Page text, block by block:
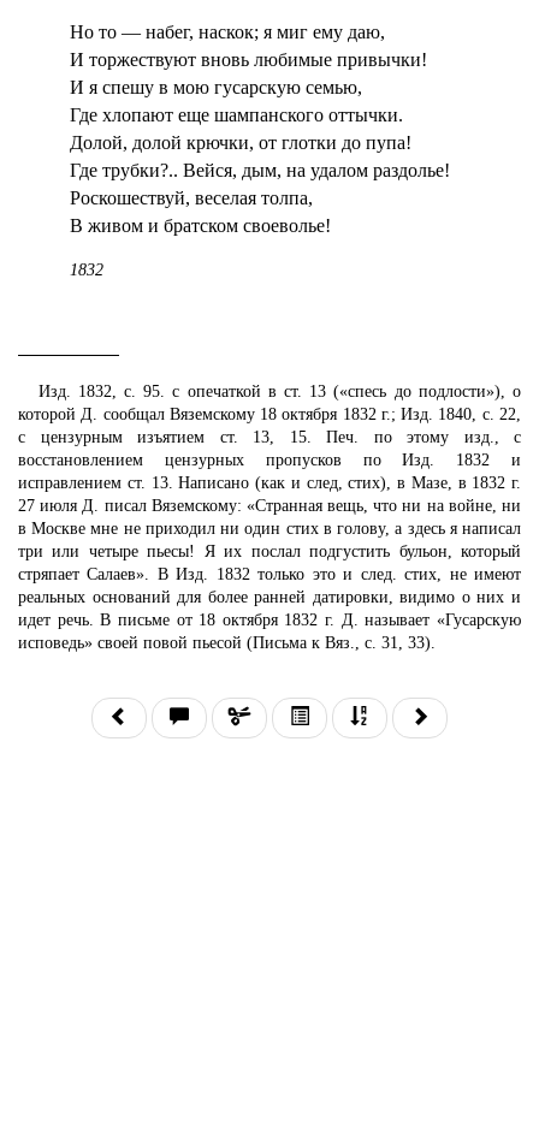
Но то — набег, наскок; я миг ему даю,
И торжествуют вновь любимые привычки!
И я спешу в мою гусарскую семью,
Где хлопают еще шампанского оттычки.
Долой, долой крючки, от глотки до пупа!
Где трубки?.. Вейся, дым, на удалом раздолье!
Роскошествуй, веселая толпа,
В живом и братском своеволье!
1832
Изд. 1832, с. 95. с опечаткой в ст. 13 («спесь до подлости»), о
которой Д. сообщал Вяземскому 18 октября 1832 г.; Изд. 1840, с. 22,
с цензурным изъятием ст. 13, 15. Печ. по этому изд., с
восстановлением цензурных пропусков по Изд. 1832 и
исправлением ст. 13. Написано (как и след, стих), в Мазе, в 1832 г.
27 июля Д. писал Вяземскому: «Странная вещь, что ни на войне, ни
в Москве мне не приходил ни один стих в голову, а здесь я написал
три или четыре пьесы! Я их послал подгустить бульон, который
стряпает Салаев». В Изд. 1832 только это и след. стих, не имеют
реальных оснований для более ранней датировки, видимо о них и
идет речь. В письме от 18 октября 1832 г. Д. называет «Гусарскую
исповедь» своей повой пьесой (Письма к Вяз., с. 31, 33).